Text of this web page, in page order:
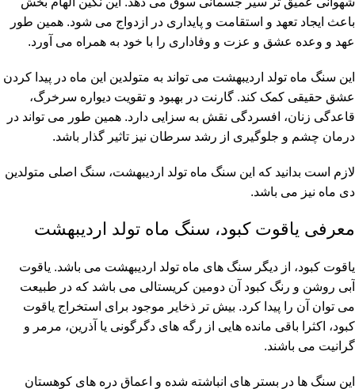
باعث ایجاد تعهد و استقامت و پایداری در ازدواج می شود. همین طور
عهد و وعده عشق و عزت و وفاداری را با خود به همراه می آورد.
این سنگ ماه تولد اردیبهشت می تواند به متولدین این ماه در پیدا کردن
عشق حقیقی کمک کند. گارنت در بهبود و تقویت دیواره سرخرگ،
قاعدگی زنان، افسردگی نقش به سزایی دارد. همین طور می تواند در
درمان چشم و جلوگیری از رشد سرطان نیز تاثیر گذار باشد.
لازم است بدانید که این سنگ ماه تولد اردیبهشت، سنگ اصلی متولدین
دی ماه نیز می باشد.
معرفی یاقوت کبود، سنگ ماه تولد اردیبهشت
یاقوت کبود، از دیگر سنگ های ماه تولد اردیبهشت می باشد. یاقوت
آبی روشن و رنگ کبود آن دومین کریستالی می باشد که در طبیعت
می توان آن را پیدا کرد. بیش تر ذخایر موجود برای استخراج یاقوت
کبود، اکثرا باقی مانده هایی از رگه های دگرگونی یا آذرین، مرمر و
گرانیت می باشند.
این سنگ ها در بستر های انباشته شده و اعماق دره های کوهستان